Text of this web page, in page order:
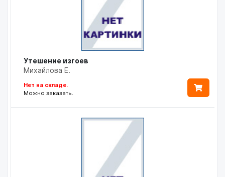
Утешение изгоев
Михайлова Е.
Нет на складе.
Можно заказать.